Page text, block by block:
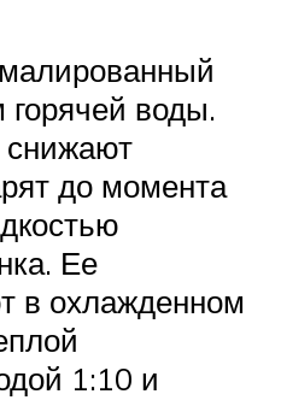
горячей воды.
снижают
до момента
Ее
в охлажденном
1:10 и